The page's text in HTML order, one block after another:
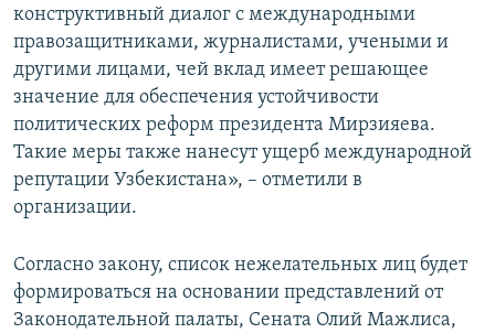
конструктивный диалог с международными
правозащитниками, журналистами, учеными и
другими лицами, чей вклад имеет решающее
значение для обеспечения устойчивости
политических реформ президента Мирзияева.
Такие меры также нанесут ущерб международной
репутации Узбекистана», – отметили в
организации.
Согласно закону, список нежелательных лиц будет
формироваться на основании представлений от
Законодательной палаты, Сената Олий Мажлиса,